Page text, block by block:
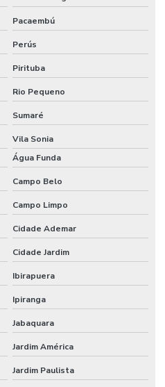
Pacaembú
Perús
Pirituba
Rio Pequeno
Sumaré
Vila Sonia
Água Funda
Campo Belo
Campo Limpo
Cidade Ademar
Cidade Jardim
Ibirapuera
Ipiranga
Jabaquara
Jardim América
Jardim Paulista